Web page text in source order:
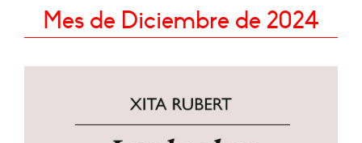
Mes de Diciembre de 2024